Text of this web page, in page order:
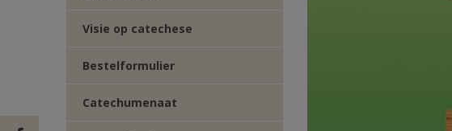
Visie op catechese
Bestelformulier
Catechumenaat